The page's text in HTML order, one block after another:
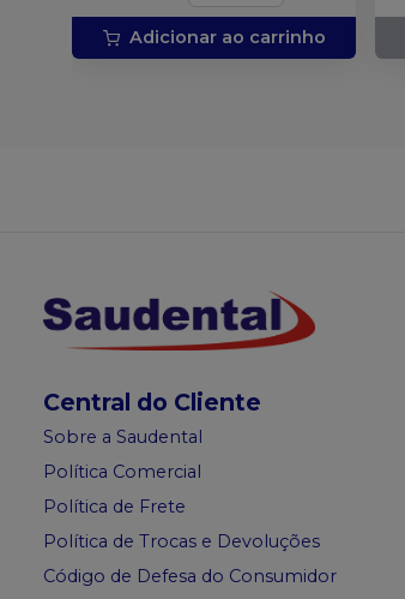
Adicionar ao carrinho
Central do Cliente
Sobre a Saudental
Política Comercial
Política de Frete
Política de Trocas e Devoluções
Código de Defesa do Consumidor